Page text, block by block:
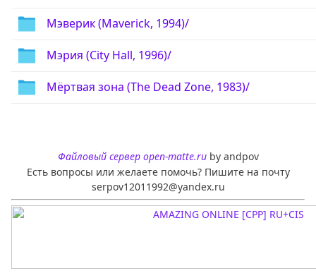
Мэверик (Maverick, 1994)/
Мэрия (City Hall, 1996)/
Мёртвая зона (The Dead Zone, 1983)/
Файловый сервер open-matte.ruby andpov
Есть вопросы или желаете помочь? Пишите на почту
serpov12011992@yandex.ru